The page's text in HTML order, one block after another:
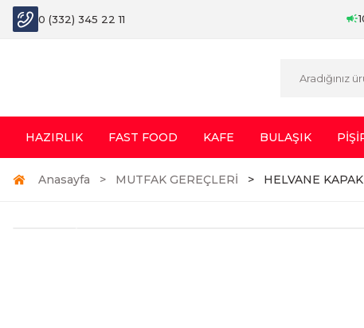
0 (332) 345 22 11
HAZIRLIK FAST FOOD KAFE BULAŞIK
Anasayfa MUTFAK GEREÇLERİ HELVANE